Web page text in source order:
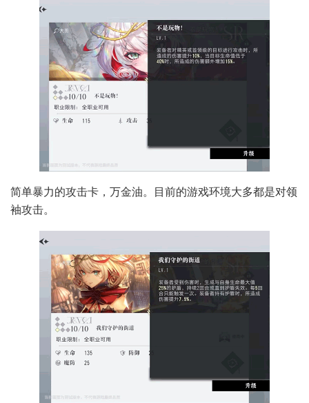
简单暴力的攻击卡，万金油。目前的游戏环境大多都是对领
袖攻击。